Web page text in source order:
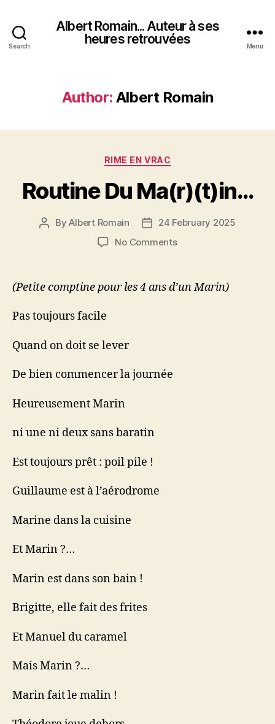
Search
Albert Romain... Auteur à ses
heures retrouvées
Menu
Author: Albert Romain
Categories
RIME EN VRAC
Routine Du Ma(r)(t)in…
PostByAlbert Romain
Post24 February 2025
No Commentson
Ma(r)
(Petite comptine pour les 4 ans d’un Marin)
Pas toujours facile
Quand on doit se lever
De bien commencer la journée
Heureusement Marin
ni une ni deux sans baratin
Est toujours prêt : poil pile !
Guillaume est à l’aérodrome
Marine dans la cuisine
Et Marin ?…
Marin est dans son bain !
Brigitte, elle fait des frites
Et Manuel du caramel
Mais Marin ?…
Marin fait le malin !